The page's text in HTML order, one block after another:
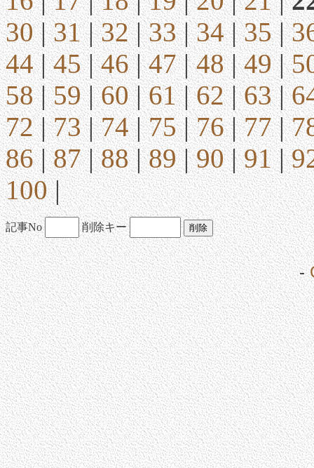
30|31|32|33|34|35|
44|45|46|47|48|49|
58|59|60|61|62|63|
72|73|74|75|76|77|
86|87|88|89|90|91|
100|
記事No 削除キー
-